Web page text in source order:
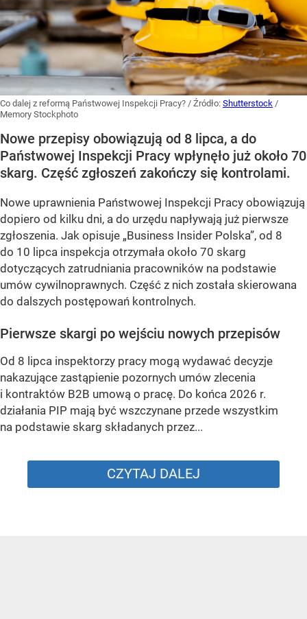
Co dalej z reformą Państwowej Inspekcji Pracy? / Źródło: Shutterstock /
Memory Stockphoto
Nowe przepisy obowiązują od 8 lipca, a do
Państwowej Inspekcji Pracy wpłynęło już około 70
skarg. Część zgłoszeń zakończy się kontrolami.
Nowe uprawnienia Państwowej Inspekcji Pracy obowiązują
dopiero od kilku dni, a do urzędu napływają już pierwsze
zgłoszenia. Jak opisuje „Business Insider Polska”, od 8
do 10 lipca inspekcja otrzymała około 70 skarg
dotyczących zatrudniania pracowników na podstawie
umów cywilnoprawnych. Część z nich została skierowana
do dalszych postępowań kontrolnych.
Pierwsze skargi po wejściu nowych przepisów
Od 8 lipca inspektorzy pracy mogą wydawać decyzje
nakazujące zastąpienie pozornych umów zlecenia
i kontraktów B2B umową o pracę. Do końca 2026 r.
działania PIP mają być wszczynane przede wszystkim
na podstawie skarg składanych przez...
CZYTAJ DALEJ